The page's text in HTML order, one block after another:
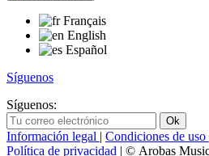
Français
English
Español
Síguenos
Síguenos:
Información legal | Condiciones de uso
Política de privacidad | © Arobas